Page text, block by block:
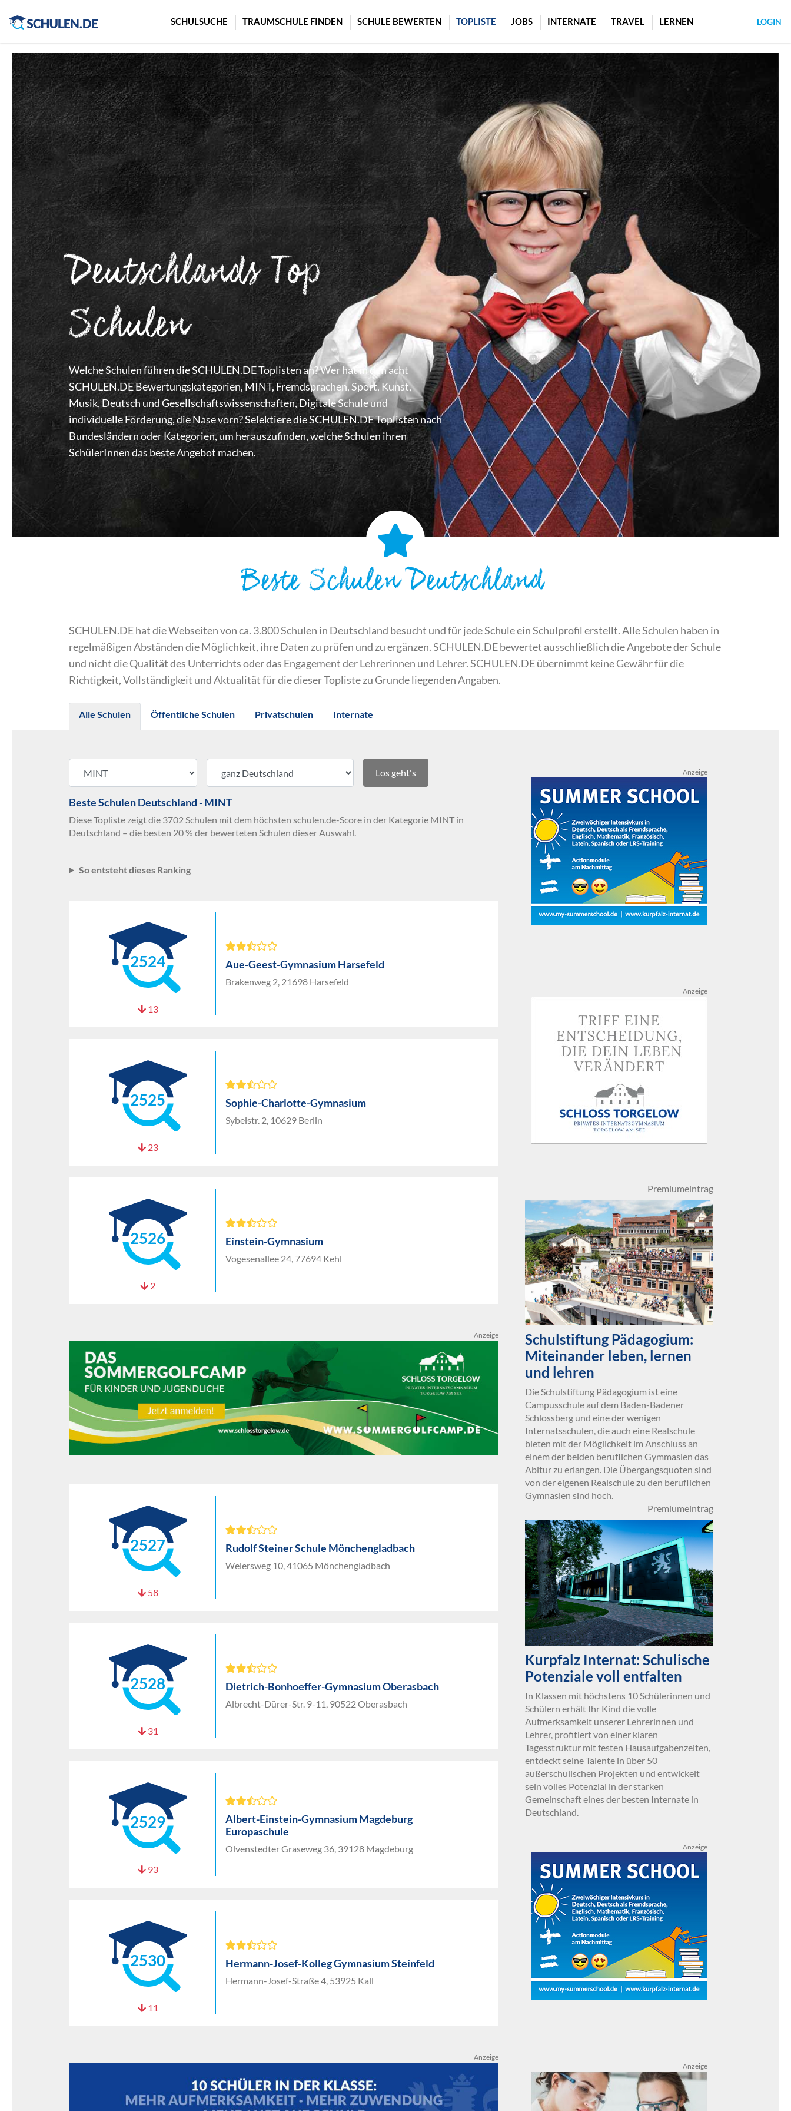
SCHULSUCHE TRAUMSCHULE FINDEN SCHULE BEWERTEN TOPLISTE JOBS INTERNATE TRAVEL LERNEN LOGIN
Deutschlands Top
Schulen
Welche Schulen führen die SCHULEN.DE Toplisten an? Wer hat in den acht
SCHULEN.DE Bewertungskategorien, MINT, Fremdsprachen, Sport, Kunst,
Musik, Deutsch und Gesellschaftswissenschaften, Digitale Schule und
individuelle Förderung, die Nase vorn? Selektiere die SCHULEN.DE Toplisten nach
Bundesländern oder Kategorien, um herauszufinden, welche Schulen ihren
SchülerInnen das beste Angebot machen.
Beste Schulen Deutschland
SCHULEN.DE hat die Webseiten von ca. 3.800 Schulen in Deutschland besucht und für jede Schule ein Schulprofil erstellt. Alle Schulen haben in
regelmäßigen Abständen die Möglichkeit, ihre Daten zu prüfen und zu ergänzen. SCHULEN.DE bewertet ausschließlich die Angebote der Schule
und nicht die Qualität des Unterrichts oder das Engagement der Lehrerinnen und Lehrer. SCHULEN.DE übernimmt keine Gewähr für die
Richtigkeit, Vollständigkeit und Aktualität für die dieser Topliste zu Grunde liegenden Angaben.
Alle Schulen Öffentliche Schulen Privatschulen Internate
Los geht's
Beste Schulen Deutschland - MINT
Diese Topliste zeigt die 3702 Schulen mit dem höchsten schulen.de-Score in der Kategorie MINT in
Deutschland – die besten 20 % der bewerteten Schulen dieser Auswahl.
So entsteht dieses Ranking
2524
13
Aue-Geest-Gymnasium Harsefeld
Brakenweg 2, 21698 Harsefeld
2525
23
Sophie-Charlotte-Gymnasium
Sybelstr. 2, 10629 Berlin
2526
2
Einstein-Gymnasium
Vogesenallee 24, 77694 Kehl
Anzeige
2527
58
Rudolf Steiner Schule Mönchengladbach
Weiersweg 10, 41065 Mönchengladbach
2528
31
Dietrich-Bonhoeffer-Gymnasium Oberasbach
Albrecht-Dürer-Str. 9-11, 90522 Oberasbach
2529
93
Albert-Einstein-Gymnasium Magdeburg
Europaschule
Olvenstedter Graseweg 36, 39128 Magdeburg
2530
11
Hermann-Josef-Kolleg Gymnasium Steinfeld
Hermann-Josef-Straße 4, 53925 Kall
Anzeige
Anzeige
Anzeige
Premiumeintrag
Schulstiftung Pädagogium:
Miteinander leben, lernen
und lehren
Die Schulstiftung Pädagogium ist eine
Campusschule auf dem Baden-Badener
Schlossberg und eine der wenigen
Internatsschulen, die auch eine Realschule
bieten mit der Möglichkeit im Anschluss an
einem der beiden beruflichen Gymmasien das
Abitur zu erlangen. Die Übergangsquoten sind
von der eigenen Realschule zu den beruflichen
Gymnasien sind hoch.
Premiumeintrag
Kurpfalz Internat: Schulische
Potenziale voll entfalten
In Klassen mit höchstens 10 Schülerinnen und
Schülern erhält Ihr Kind die volle
Aufmerksamkeit unserer Lehrerinnen und
Lehrer, profitiert von einer klaren
Tagesstruktur mit festen Hausaufgabenzeiten,
entdeckt seine Talente in über 50
außerschulischen Projekten und entwickelt
sein volles Potenzial in der starken
Gemeinschaft eines der besten Internate in
Deutschland.
Anzeige
Anzeige